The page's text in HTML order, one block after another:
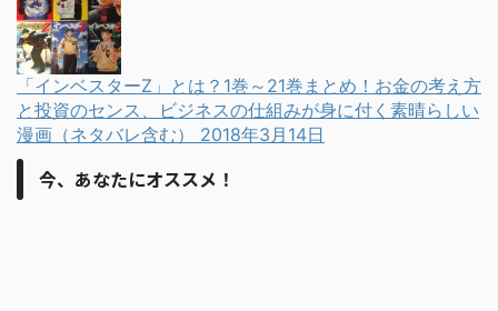
「インベスターZ」とは？1巻～21巻まとめ！お金の考え方
と投資のセンス、ビジネスの仕組みが身に付く素晴らしい
漫画（ネタバレ含む） 2018年3月14日
今、あなたにオススメ！